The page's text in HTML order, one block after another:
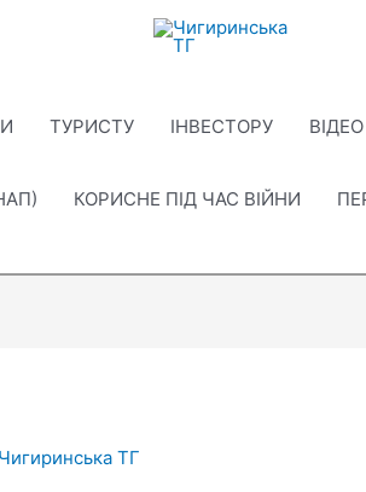
ТУРИСТУ ІНВЕСТОРУ ВІДЕО
КОРИСНЕ ПІД ЧАС ВІЙНИ
Чигиринська ТГ